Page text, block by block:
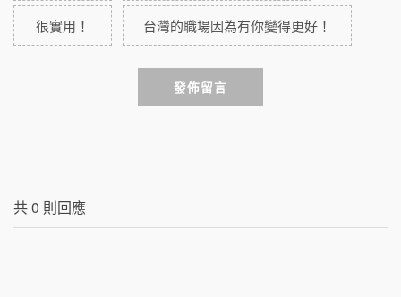
很實用！ 台灣的職場因為有你變得更好！
發佈留言
共0 則回應